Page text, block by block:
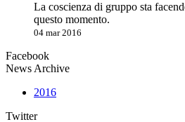
La coscienza di gruppo sta
questo momento.
04 mar 2016
Facebook
News Archive
2016
Twitter